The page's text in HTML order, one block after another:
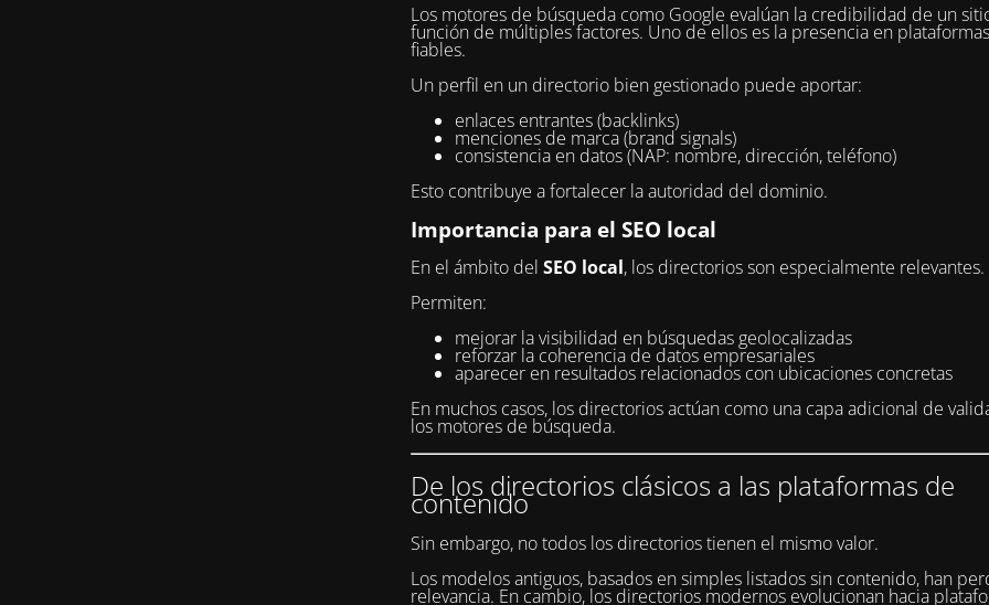
Los motores de búsqueda como Google evalúan la credibilidad de un
función de múltiples factores. Uno de ellos es la presencia en
fiables.
Un perfil en un directorio bien gestionado puede aportar:
enlaces entrantes (backlinks)
menciones de marca (brand signals)
consistencia en datos (NAP: nombre, dirección, teléfono)
Esto contribuye a fortalecer la autoridad del dominio.
Importancia para el SEO local
En el ámbito del SEO local, los directorios son especialmente relevantes.
Permiten:
mejorar la visibilidad en búsquedas geolocalizadas
reforzar la coherencia de datos empresariales
aparecer en resultados relacionados con ubicaciones concretas
En muchos casos, los directorios actúan como una capa adicional de
los motores de búsqueda.
De los directorios clásicos a las plataformas de
contenido
Sin embargo, no todos los directorios tienen el mismo valor.
Los modelos antiguos, basados en simples listados sin contenido, han
relevancia. En cambio, los directorios modernos evolucionan hacia